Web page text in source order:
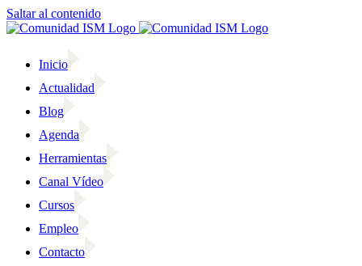
Saltar al contenido
Inicio
Actualidad
Blog
Agenda
Herramientas
Canal Vídeo
Cursos
Empleo
Contacto